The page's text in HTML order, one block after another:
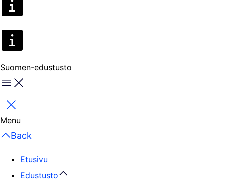
Suomen-edustusto
Menu
Sulje
Menu
Back
Etusivu
Edustusto